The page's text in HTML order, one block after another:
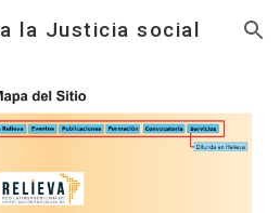
Skip to navigation
la Justicia social